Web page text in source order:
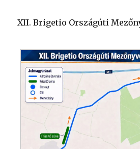
XII. Brigetio Országúti